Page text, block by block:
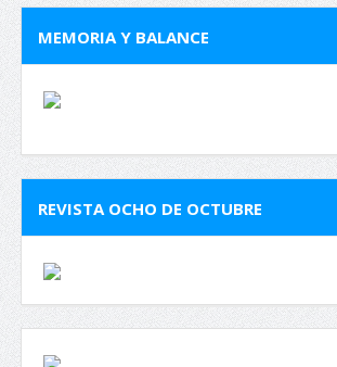
MEMORIA Y BALANCE
REVISTA OCHO DE OCTUBRE